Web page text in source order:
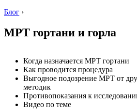
Блог ›
МРТ гортани и горла
Когда назначается МРТ гортани
Как проводится процедура
Выгодное подозрение МРТ от
методик
Противопоказания к
Видео по теме